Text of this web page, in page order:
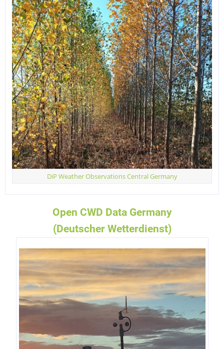
DiP Weather Observations Central Germany
Open CWD Data Germany
(Deutscher Wetterdienst)